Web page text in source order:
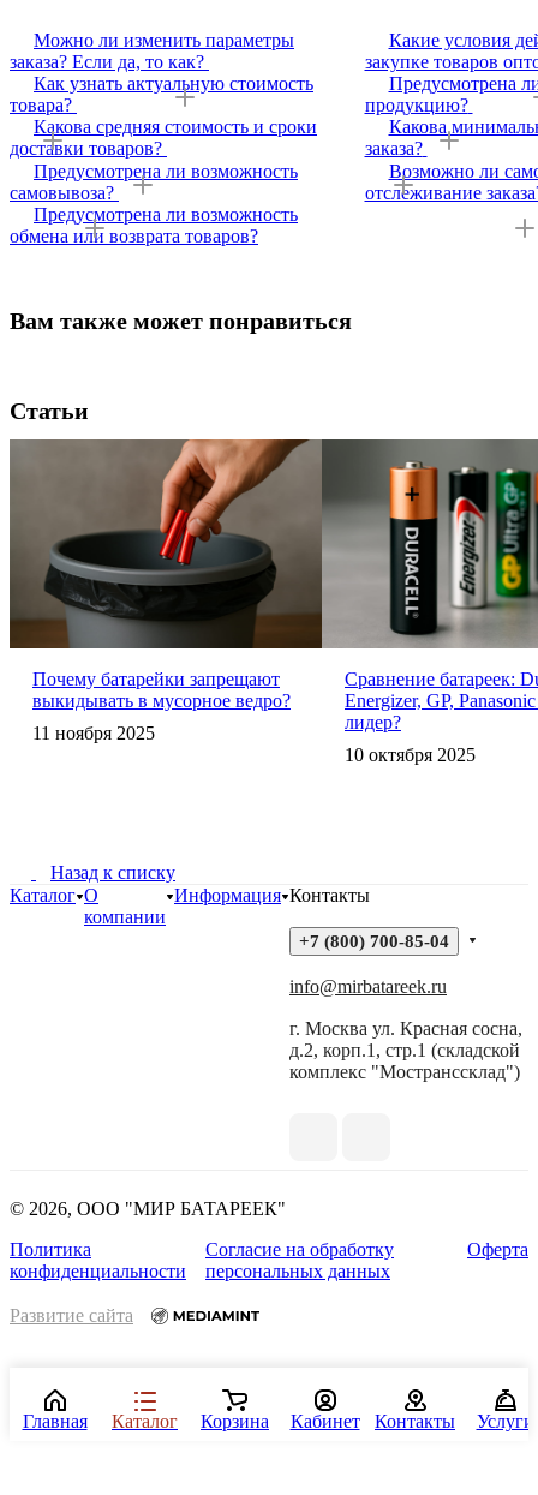
Можно ли изменить параметры
заказа? Если да, то как?
Как узнать актуальную стоимость
товара?
Какова средняя стоимость и сроки
доставки товаров?
Предусмотрена ли возможность
самовывоза?
Предусмотрена ли возможность
обмена или возврата товаров?
Какие условия
закупке товаров
Предусмотрена
продукцию?
Какова
заказа?
Возможно ли
отслеживание
Вам также может понравиться
Статьи
Почему батарейки запрещают
выкидывать в мусорное ведро?
11 ноября 2025
Сравнение батареек:
Energizer, GP,
лидер?
10 октября 2025
Назад к списку
Каталог О
компании
Информация Контакты
+7 (800) 700-85-04
info@mirbatareek.ru
г. Москва ул. Красная сосна,
д.2, корп.1, стр.1 (складской
комплекс "Мостранссклад")
© 2026, ООО "МИР БАТАРЕЕК"
Политика
конфиденциальности
Согласие на обработку
персональных данных
Оферта
Развитие сайта
Главная Каталог Корзина Кабинет Контакты Услуги